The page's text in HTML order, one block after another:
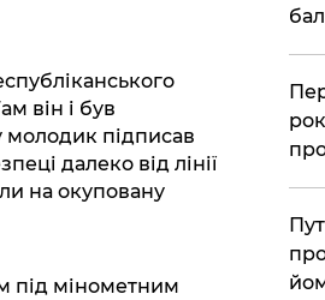
він і був
молодик підписав
далеко від лінії
на окуповану
під мінометним